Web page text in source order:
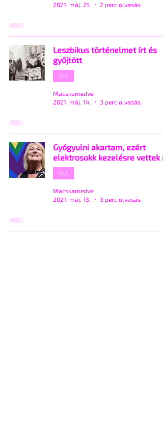
2021. máj. 21.
2 perc olvasás
Leszbikus történelmet írt és
gyűjtött
OUT
Macskamedve
2021. máj. 14.
3 perc olvasás
Gyógyulni akartam, ezért
elektrosokk kezelésre vettek
OUT
Macskamedve
2021. máj. 13.
3 perc olvasás